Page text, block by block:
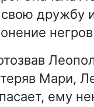
дружбу
Мари,
ему